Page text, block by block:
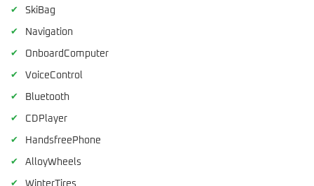
✔ SkiBag
✔ Navigation
✔ OnboardComputer
✔ VoiceControl
✔ Bluetooth
✔ CDPlayer
✔ HandsfreePhone
✔ AlloyWheels
✔ WinterTires